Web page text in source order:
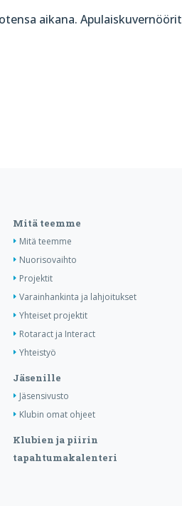
aikana. Apulaiskuvernöörit
Mitä teemme
Mitä teemme
Nuorisovaihto
Projektit
Varainhankinta ja lahjoitukset
Yhteiset projektit
Rotaract ja Interact
Yhteistyö
Jäsenille
Jäsensivusto
Klubin omat ohjeet
Klubien ja piirin
tapahtumakalenteri